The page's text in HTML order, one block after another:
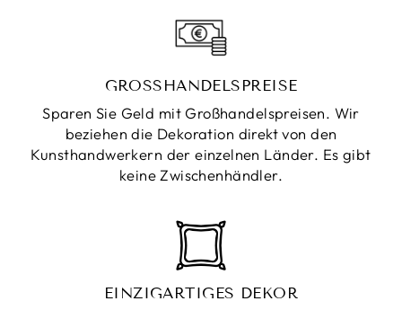
GROSSHANDELSPREISE
Sparen Sie Geld mit Großhandelspreisen. Wir
beziehen die Dekoration direkt von den
Kunsthandwerkern der einzelnen Länder. Es gibt
keine Zwischenhändler.
EINZIGARTIGES DEKOR